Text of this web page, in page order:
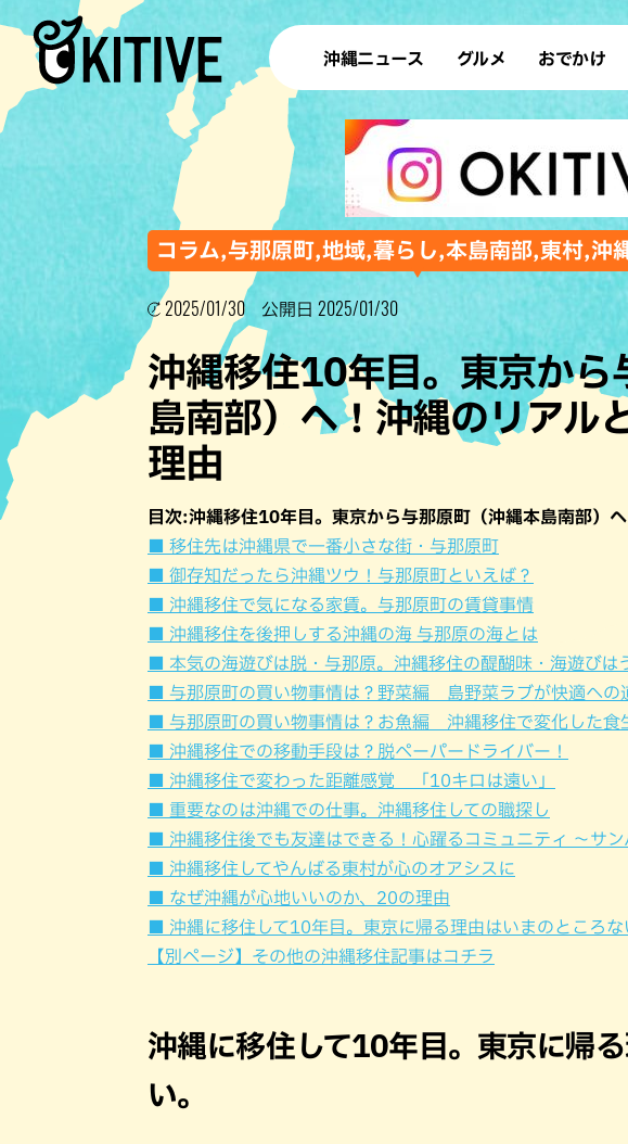
沖縄ニュース グルメ
ラーメン
テイクアウト
すし・魚料理
沖縄料理 ア
洋食・西洋料理
ステーキ・焼肉
その他の肉料理
ブッフェ・バイキング
おでかけ
デート
散歩
歴史
レジャー
ショッピング
サウナ
沖縄の海
コラム,与那原町,地域,暮らし,本島南部,東村,沖
2025/01/30 公開日 2025/01/30
沖縄移住10年目。東京から
島南部）へ！沖縄のリアル
理由
目次:沖縄移住10年目。東京から与那原町（沖縄本島南部）へ
■ 移住先は沖縄県で一番小さな街・与那原町
■ 御存知だったら沖縄ツウ！与那原町といえば？
■ 沖縄移住で気になる家賃。与那原町の賃貸事情
■ 沖縄移住を後押しする沖縄の海 与那原の海とは
■ 本気の海遊びは脱・与那原。沖縄移住の醍醐味・海遊びは
■ 与那原町の買い物事情は？野菜編 島野菜ラブが快適への
■ 与那原町の買い物事情は？お魚編 沖縄移住で変化した食
■ 沖縄移住での移動手段は？脱ペーパードライバー！
■ 沖縄移住で変わった距離感覚 「10キロは遠い」
■ 重要なのは沖縄での仕事。沖縄移住しての職探し
■ 沖縄移住後でも友達はできる！心躍るコミュニティ ～サ
■ 沖縄移住してやんばる東村が心のオアシスに
■ なぜ沖縄が心地いいのか、20の理由
■ 沖縄に移住して10年目。東京に帰る理由はいまのところな
【別ページ】その他の沖縄移住記事はコチラ
沖縄に移住して10年目。東京に帰
い。